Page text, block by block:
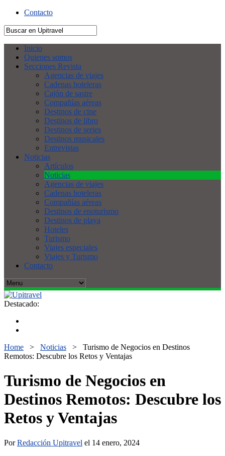
Contacto
Inicio
Quienes somos
Secciones Revista
Agencias de viajes
Cadenas hoteleras
Cajón de sastre
Compañías aéreas
Destinos de cine
Destinos de libro
Destinos de series
Destinos musicales
Entrevistas
Noticias
Artículos
Noticias
Agencias de viajes
Cadenas hoteleras
Compañías aéreas
Destinos de enoturismo
Destinos de playa
Hoteles
Turismo
Viajes especiales
Viajes y Turismo
Contacto
Destacado:
Home > Noticias > Turismo de Negocios en Destinos
Remotos: Descubre los Retos y Ventajas
Turismo de Negocios en
Destinos Remotos: Descubre los
Retos y Ventajas
PorRedacción Upitravel el 14 enero, 2024